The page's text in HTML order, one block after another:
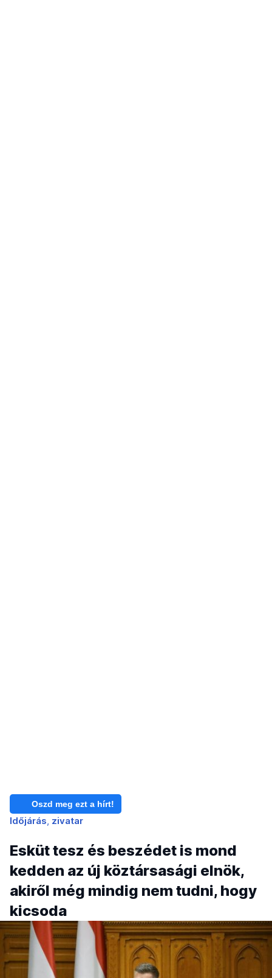
Oszd meg ezt a hírt!
Időjárás zivatar
Esküt tesz és beszédet is mond
kedden az új köztársasági elnök,
akiről még mindig nem tudni, hogy
kicsoda